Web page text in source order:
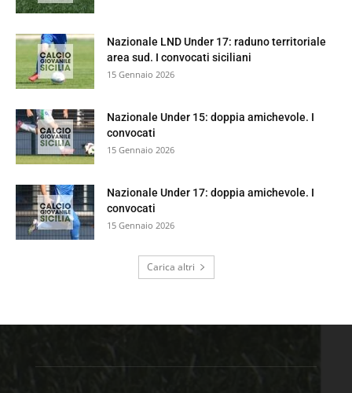
Nazionale LND Under 17: raduno territoriale
area sud. I convocati siciliani
15 Gennaio 2026
Nazionale Under 15: doppia amichevole. I
convocati
15 Gennaio 2026
Nazionale Under 17: doppia amichevole. I
convocati
15 Gennaio 2026
Carica altri